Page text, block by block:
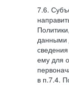
7.6.
данными
ему для
в п.7.4.